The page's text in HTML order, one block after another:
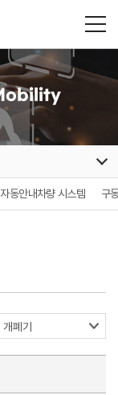
자동안내차량 시스템 구